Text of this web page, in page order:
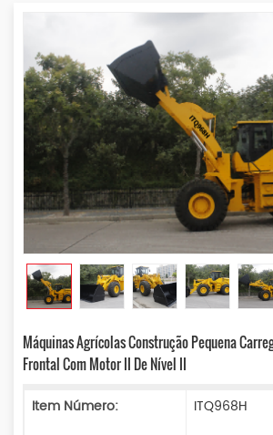
Máquinas Agrícolas Construção Pequena
Frontal Com Motor II De Nível II
Item Número:
ITQ968H